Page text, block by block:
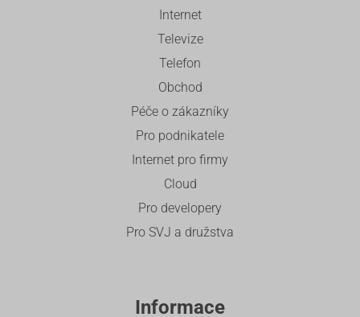
Internet
Televize
Telefon
Obchod
Péče o zákazníky
Pro podnikatele
Internet pro firmy
Cloud
Pro developery
Pro SVJ a družstva
Informace